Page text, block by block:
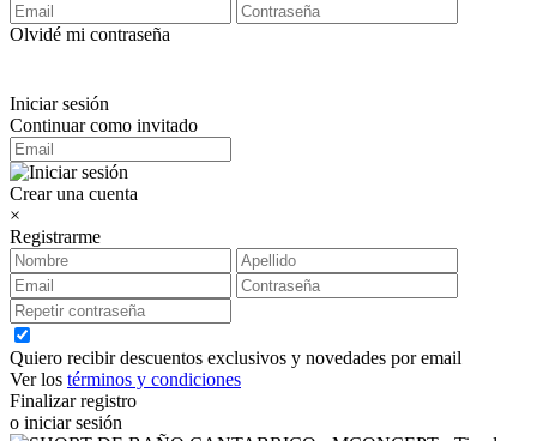
Olvidé mi contraseña
Iniciar sesión
Continuar como invitado
Crear una cuenta
×
Registrarme
Quiero recibir descuentos exclusivos y novedades por email
Ver los términos y condiciones
Finalizar registro
o iniciar sesión